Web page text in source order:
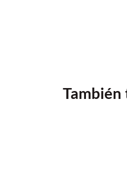
También